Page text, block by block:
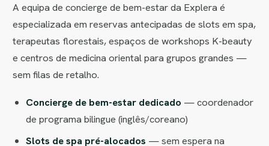
A equipa de concierge de bem-estar da Explera é
especializada em reservas antecipadas de slots em spa,
terapeutas florestais, espaços de workshops K-beauty
e centros de medicina oriental para grupos grandes —
sem filas de retalho.
Concierge de bem-estar dedicado — coordenador
de programa bilingue (inglês/coreano)
Slots de spa pré-alocados — sem espera na